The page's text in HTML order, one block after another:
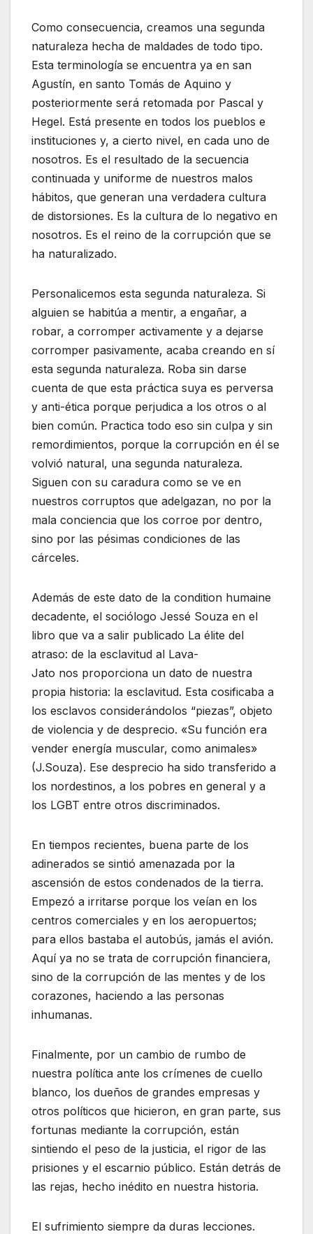
Como consecuencia, creamos una segunda
naturaleza hecha de maldades de todo tipo.
Esta terminología se encuentra ya en san
Agustín, en santo Tomás de Aquino y
posteriormente será retomada por Pascal y
Hegel. Está presente en todos los pueblos e
instituciones y, a cierto nivel, en cada uno de
nosotros. Es el resultado de la secuencia
continuada y uniforme de nuestros malos
hábitos, que generan una verdadera cultura
de distorsiones. Es la cultura de lo negativo en
nosotros. Es el reino de la corrupción que se
ha naturalizado.
Personalicemos esta segunda naturaleza. Si
alguien se habitúa a mentir, a engañar, a
robar, a corromper activamente y a dejarse
corromper pasivamente, acaba creando en sí
esta segunda naturaleza. Roba sin darse
cuenta de que esta práctica suya es perversa
y anti-ética porque perjudica a los otros o al
bien común. Practica todo eso sin culpa y sin
remordimientos, porque la corrupción en él se
volvió natural, una segunda naturaleza.
Siguen con su caradura como se ve en
nuestros corruptos que adelgazan, no por la
mala conciencia que los corroe por dentro,
sino por las pésimas condiciones de las
cárceles.
Además de este dato de la condition humaine
decadente, el sociólogo Jessé Souza en el
libro que va a salir publicado La élite del
atraso: de la esclavitud al Lava-
Jato nos proporciona un dato de nuestra
propia historia: la esclavitud. Esta cosificaba a
los esclavos considerándolos “piezas”, objeto
de violencia y de desprecio. «Su función era
vender energía muscular, como animales»
(J.Souza). Ese desprecio ha sido transferido a
los nordestinos, a los pobres en general y a
los LGBT entre otros discriminados.
En tiempos recientes, buena parte de los
adinerados se sintió amenazada por la
ascensión de estos condenados de la tierra.
Empezó a irritarse porque los veían en los
centros comerciales y en los aeropuertos;
para ellos bastaba el autobús, jamás el avión.
Aquí ya no se trata de corrupción financiera,
sino de la corrupción de las mentes y de los
corazones, haciendo a las personas
inhumanas.
Finalmente, por un cambio de rumbo de
nuestra política ante los crímenes de cuello
blanco, los dueños de grandes empresas y
otros políticos que hicieron, en gran parte, sus
fortunas mediante la corrupción, están
sintiendo el peso de la justicia, el rigor de las
prisiones y el escarnio público. Están detrás de
las rejas, hecho inédito en nuestra historia.
El sufrimiento siempre da duras lecciones.